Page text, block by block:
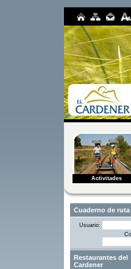
Activitades
Usuario:
Restaurantes del
Cardener